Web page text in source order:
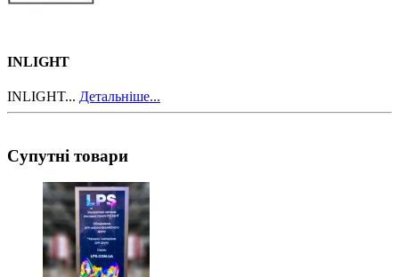
INLIGHT
INLIGHT... Детальніше...
Супутні товари